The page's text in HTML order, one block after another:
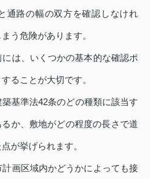
通路の幅の双方を確認しなけれ
う危険があります。
は、いくつかの基本的な確認ポ
ることが大切です。
基準法42条のどの種類に該当す
か、敷地がどの程度の長さで道
が挙げられます。
画区域内かどうかによっても接